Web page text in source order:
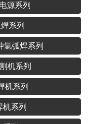
源系列
系列
氩弧焊系列
机系列
机系列
机系列